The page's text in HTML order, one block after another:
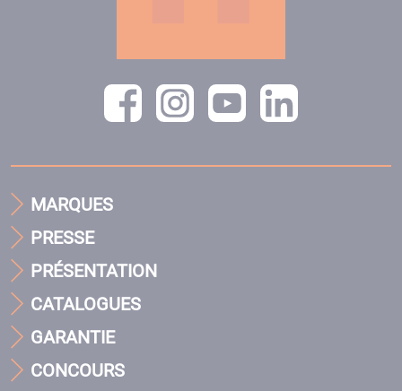
MARQUES
PRESSE
PRÉSENTATION
CATALOGUES
GARANTIE
CONCOURS